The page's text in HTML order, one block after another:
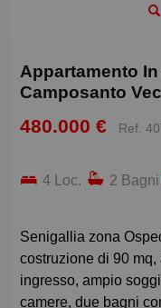
Appartamento
Camposanto
480.000 € Ref.
4 Loc. 2 Bagni
Senigallia zona Ospedale. Vendesi appartamento nuova
costruzione di 90
ingresso, ampio
camere, due bagni